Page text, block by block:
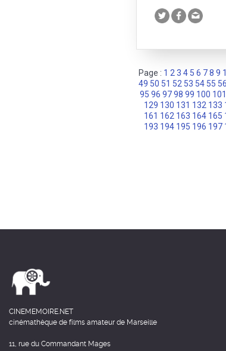
Page : 1 2 3 4 5 6 7 8 9
49 50 51 52 53 54 55 56
95 96 97 98 99 100 101
129 130 131 132 133
161 162 163 164 165
193 194 195 196 197
CINEMEMOIRE.NET
cinémathèque de films amateur de Marseille
11, rue du Commandant Mages